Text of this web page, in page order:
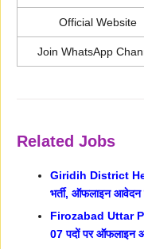
Official Website
Join WhatsApp
Related Jobs
Giridih District
भर्ती, ऑफलाइन
Firozabad Uttar
07 पदों पर ऑफलाइन